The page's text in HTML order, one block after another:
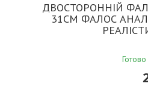
ДВОСТОРОННІЙ
31СМ ФАЛОС